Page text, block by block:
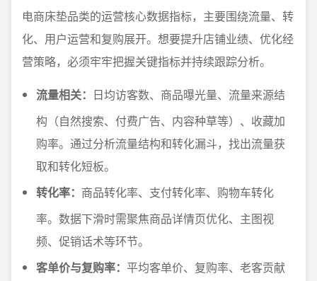
电商床垫品类的运营核心数据指标，主要围绕流量、转
化、用户运营和复购展开。想要提升店铺业绩、优化经
营策略，必须牢牢把握关键指标并持续跟踪分析。
流量相关： 日均访客数、商品曝光量、流量来源结
构（自然搜索、付费广告、内容种草等）、收藏加
购率。通过分析流量结构和转化漏斗，找出流量获
取和转化短板。
转化率： 商品转化率、支付转化率、购物车转化
率。数据下滑时需聚焦商品详情页优化、主图视
频、促销话术等环节。
客单价与复购率： 平均客单价、复购率、老客贡献